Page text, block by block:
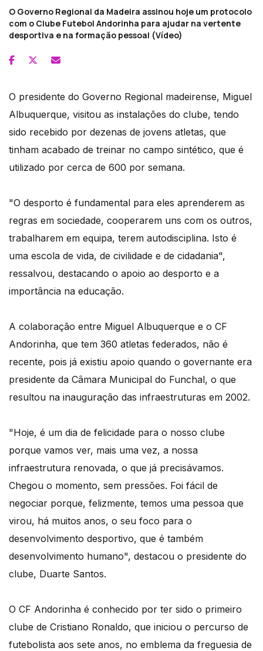
O Governo Regional da Madeira assinou hoje um protocolo
com o Clube Futebol Andorinha para ajudar na vertente
desportiva e na formação pessoal (Vídeo)
O presidente do Governo Regional madeirense, Miguel
Albuquerque, visitou as instalações do clube, tendo
sido recebido por dezenas de jovens atletas, que
tinham acabado de treinar no campo sintético, que é
utilizado por cerca de 600 por semana.
"O desporto é fundamental para eles aprenderem as
regras em sociedade, cooperarem uns com os outros,
trabalharem em equipa, terem autodisciplina. Isto é
uma escola de vida, de civilidade e de cidadania",
ressalvou, destacando o apoio ao desporto e a
importância na educação.
A colaboração entre Miguel Albuquerque e o CF
Andorinha, que tem 360 atletas federados, não é
recente, pois já existiu apoio quando o governante era
presidente da Câmara Municipal do Funchal, o que
resultou na inauguração das infraestruturas em 2002.
"Hoje, é um dia de felicidade para o nosso clube
porque vamos ver, mais uma vez, a nossa
infraestrutura renovada, o que já precisávamos.
Chegou o momento, sem pressões. Foi fácil de
negociar porque, felizmente, temos uma pessoa que
virou, há muitos anos, o seu foco para o
desenvolvimento desportivo, que é também
desenvolvimento humano", destacou o presidente do
clube, Duarte Santos.
O CF Andorinha é conhecido por ter sido o primeiro
clube de Cristiano Ronaldo, que iniciou o percurso de
futebolista aos sete anos, no emblema da freguesia de